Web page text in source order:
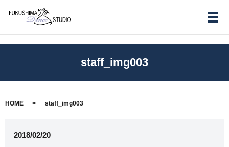
メ
staff_img003
HOME staff_img003
2018/02/20